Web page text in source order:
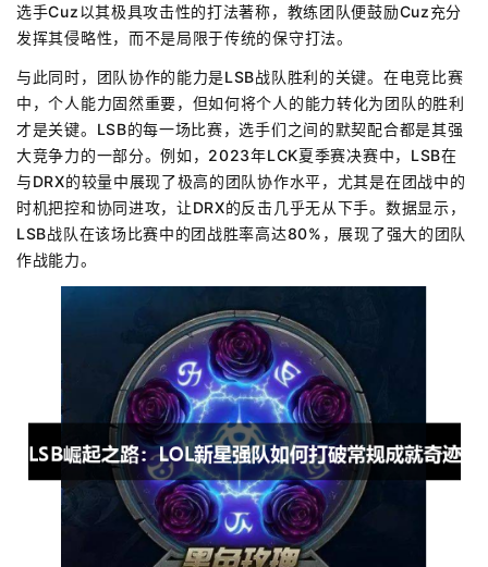
选手Cuz以其极具攻击性的打法著称，教练团队便鼓励Cuz充分
发挥其侵略性，而不是局限于传统的保守打法。
与此同时，团队协作的能力是LSB战队胜利的关键。在电竞比赛
中，个人能力固然重要，但如何将个人的能力转化为团队的胜利
才是关键。LSB的每一场比赛，选手们之间的默契配合都是其强
大竞争力的一部分。例如，2023年LCK夏季赛决赛中，LSB在
与DRX的较量中展现了极高的团队协作水平，尤其是在团战中的
时机把控和协同进攻，让DRX的反击几乎无从下手。数据显示，
LSB战队在该场比赛中的团战胜率高达80%，展现了强大的团队
作战能力。